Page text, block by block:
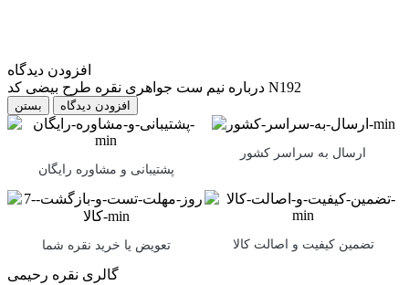
افزودن دیدگاه
درباره نیم ست جواهری نقره طرح بیضی کد N192
بستن
پشتیبانی و مشاوره رایگان
ارسال به سراسر کشور
تعویض یا خرید نقره شما تضمین کیفیت و اصالت کالا
گالری نقره رحیمی